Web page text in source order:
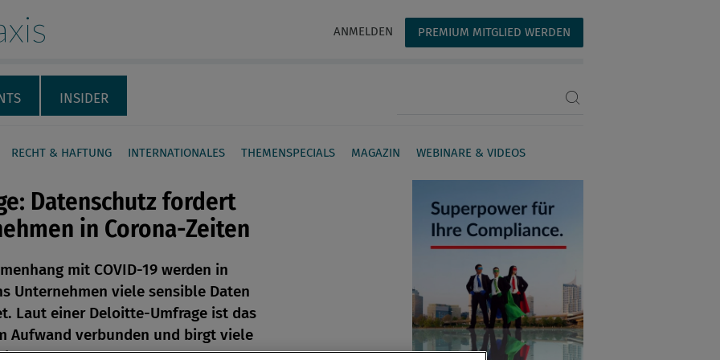
ANMELDEN PREMIUM MITGLIED WERDEN
INSIDER
RECHT & HAFTUNG INTERNATIONALES THEMENSPECIALS MAGAZIN WEBINARE & VIDEOS
Datenschutz fordert
in Corona-Zeiten
mit COVID-19 werden in
Unternehmen viele sensible Daten
Laut einer Deloitte-Umfrage ist das
Aufwand verbunden und birgt viele